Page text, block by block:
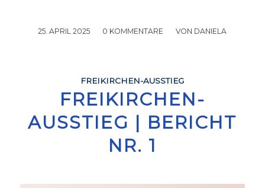
25. APRIL 2025
/ 0 KOMMENTARE
/ VON DANIELA
FREIKIRCHEN-AUSSTIEG
FREIKIRCHEN-
AUSSTIEG | BERICHT
NR. 1